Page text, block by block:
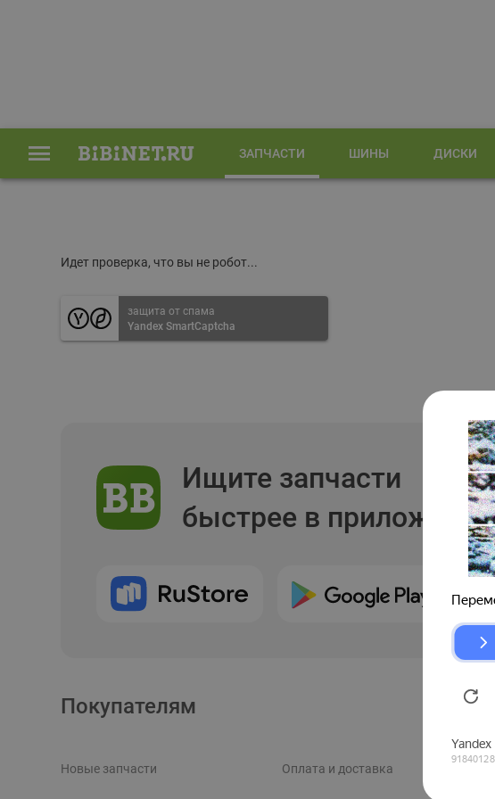
ЗАПЧАСТИ ШИНЫ ДИСКИ
Идет проверка, что вы не робот...
защита от спама
Yandex SmartCaptcha
Ищите запчасти
быстрее в приложении
Покупателям
Новые запчасти Оплата и доставка